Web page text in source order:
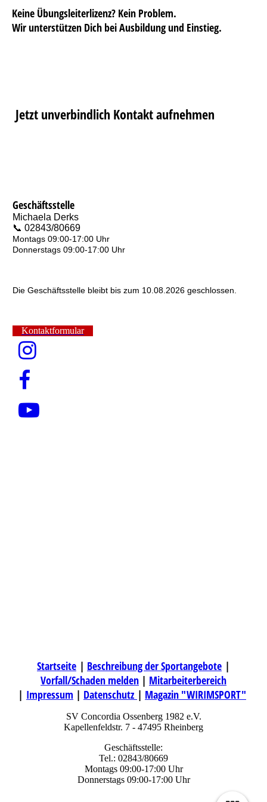
Keine Übungsleiterlizenz? Kein Problem.
Wir unterstützen Dich bei Ausbildung und Einstieg.
Jetzt unverbindlich Kontakt aufnehmen
Geschäftsstelle
Michaela Derks
📞 02843/80669
Montags 09:00-17:00 Uhr
Donnerstags 09:00-17:00 Uhr
Die Geschäftsstelle bleibt bis zum 10.08.2026 geschlossen.
Kontaktformular
Startseite | Beschreibung der Sportangebote |
Vorfall/Schaden melden | Mitarbeiterbereich
| Impressum | Datenschutz | Magazin "WIRIMSPORT"
SV Concordia Ossenberg 1982 e.V.
Kapellenfeldstr. 7 - 47495 Rheinberg
Geschäftsstelle:
Tel.: 02843/80669
Montags 09:00-17:00 Uhr
Donnerstags 09:00-17:00 Uhr